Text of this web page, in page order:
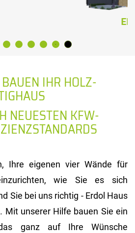
IHR HOLZ-
NEUESTEN KFW-
Ihre eigenen vier Wände für
wie Sie es sich
Sie bei uns richtig - Erdol Haus
Mit unserer Hilfe bauen Sie ein
ganz auf Ihre Wünsche